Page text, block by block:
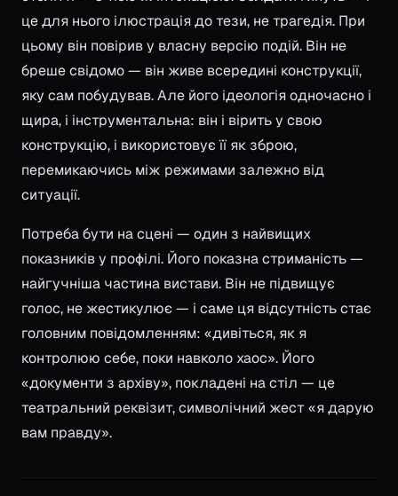
це для нього ілюстрація до тези, не трагедія. При
цьому він повірив у власну версію подій. Він не
бреше свідомо — він живе всередині конструкції,
яку сам побудував. Але його ідеологія одночасно і
щира, і інструментальна: він і вірить у свою
конструкцію, і використовує її як зброю,
перемикаючись між режимами залежно від
ситуації.
Потреба бути на сцені — один з найвищих
показників у профілі. Його показна стриманість —
найгучніша частина вистави. Він не підвищує
голос, не жестикулює — і саме ця відсутність стає
головним повідомленням: «дивіться, як я
контролюю себе, поки навколо хаос». Його
«документи з архіву», покладені на стіл — це
театральний реквізит, символічний жест «я дарую
вам правду».